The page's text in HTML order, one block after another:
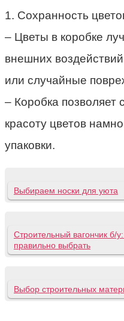
1. Сохранность
– Цветы в коробке
внешних
или случайные
– Коробка позволяет
красоту цветов
упаковки.
Выбираем носки для уюта
Строительный вагончик б/
правильно выбрать
Выбор строительных